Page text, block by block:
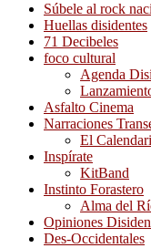
Súbele al rock
Huellas disidentes
71 Decibeles
foco cultural
Agenda
Asfalto Cinema
Narraciones
El
Inspírate
KitBand
Instinto Forastero
Alma del
Opiniones
Des-Occidentales